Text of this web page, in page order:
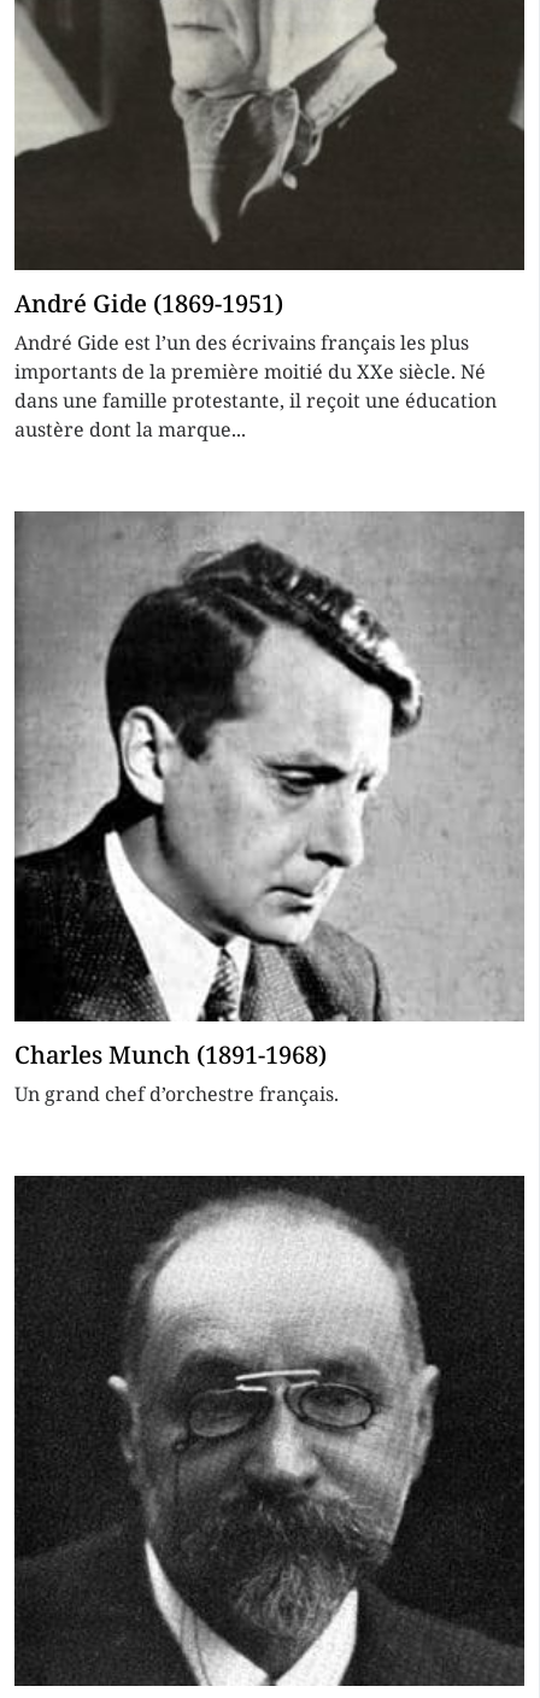
André Gide (1869-1951)
André Gide est l’un des écrivains français les plus
importants de la première moitié du XXe siècle. Né
dans une famille protestante, il reçoit une éducation
austère dont la marque...
Charles Munch (1891-1968)
Un grand chef d’orchestre français.